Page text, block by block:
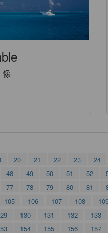
像
20 21 22 23 24
48 49 50 51 52
77 78 79 80 81
105 106 107 108
130 131 132 133
154 155 156 157